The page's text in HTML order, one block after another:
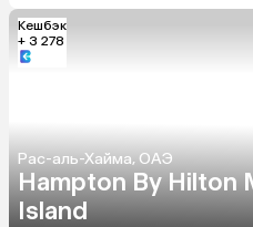
Кешбэк
+ 3 278
Рас-аль-Хайма, ОАЭ
Hampton By Hilton
Island